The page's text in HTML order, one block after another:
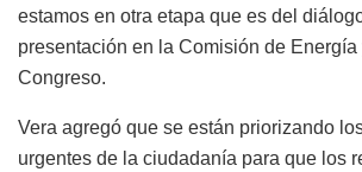
estamos en otra etapa que es del
presentación en la Comisión de Energía
Congreso.
Vera agregó que se están priorizando
urgentes de la ciudadanía para que los